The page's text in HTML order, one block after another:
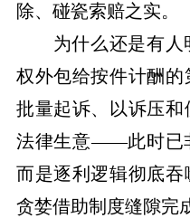
除、碰瓷索赔之实。
为什么还是有
权外包给按件计酬的
批量起诉、以诉压
法律生意——此时已
而是逐利逻辑彻底
贪婪借助制度缝隙完